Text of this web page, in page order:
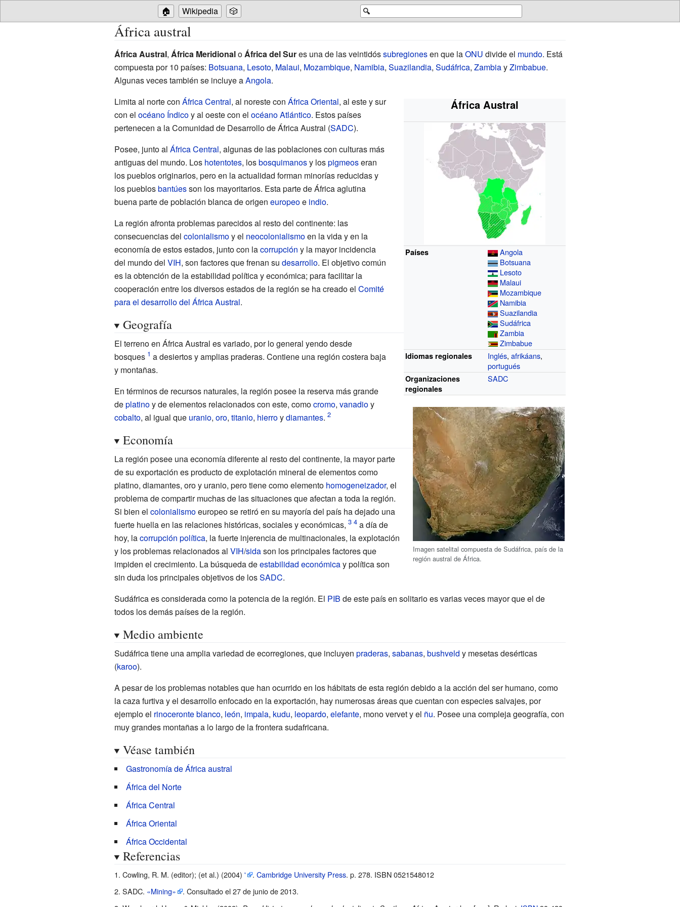
🔍
🏠 Wikipedia 🎲
África austral
África Austral, África Meridionalo África del Sures una de las veintidóssubregionesen que laONU divide el mundo. Está
compuesta por 10 países: Botsuana, Lesoto, Malaui, Mozambique, Namibia, Suazilandia, Sudáfrica, ZambiayZimbabue.
Algunas veces también se incluye aAngola.
África Austral
Países
Angola
Botsuana
Lesoto
Malaui
Mozambique
Namibia
Suazilandia
Sudáfrica
Zambia
Zimbabue
Idiomas regionales Inglés,afrikáans,
portugués
Organizaciones
regionales
SADC
Limita al norte con África Central, al noreste con África Oriental, al este y sur
con el océano Índicoy al oeste con el océano Atlántico. Estos países
pertenecen a la Comunidad de Desarrollo de África Austral (SADC).
Posee, junto al África Central, algunas de las poblaciones con culturas más
antiguas del mundo. Los hotentotes, losbosquimanosy lospigmeoseran
los pueblos originarios, pero en la actualidad forman minorías reducidas y
los pueblosbantúesson los mayoritarios. Esta parte de África aglutina
buena parte de población blanca de origen europeoe indio.
La región afronta problemas parecidos al resto del continente: las
consecuencias del colonialismoy el neocolonialismoen la vida y en la
economía de estos estados, junto con lacorrupción y la mayor incidencia
del mundo del VIH, son factores que frenan su desarrollo. El objetivo común
es la obtención de la estabilidad política y económica; para facilitar la
cooperación entre los diversos estados de la región se ha creado el Comité
para el desarrollo del África Austral.
Geografía
Imagen satelital compuesta de Sudáfrica, país de la
región austral de África.
El terreno en África Austral es variado, por lo general yendo desde
bosques
a desiertos y amplias praderas. Contiene una región costera baja
y montañas.
En términos de recursos naturales, la región posee la reserva más grande
deplatinoy de elementos relacionados con este, comocromo, vanadioy
cobalto, al igual que uranio, oro, titanio, hierroydiamantes.
Economía
La región posee una economía diferente al resto del continente, la mayor parte
de su exportación es producto de explotación mineral de elementos como
platino, diamantes, oro y uranio, pero tiene como elemento homogeneizador, el
problema de compartir muchas de las situaciones que afectan a toda la región.
Si bien el colonialismoeuropeo se retiró en su mayoría del país ha dejado una
fuerte huella en las relaciones históricas, sociales y económicas,
a día de
hoy, lacorrupción política, la fuerte injerencia de multinacionales, la explotación
y los problemas relacionados al VIH/sidason los principales factores que
impiden el crecimiento. La búsqueda deestabilidad económicay política son
sin duda los principales objetivos de losSADC.
Sudáfrica es considerada como la potencia de la región. El PIB de este país en solitario es varias veces mayor que el de
todos los demás países de la región.
Medio ambiente
Sudáfrica tiene una amplia variedad de ecorregiones, que incluyen praderas, sabanas, bushveld y mesetas desérticas
(karoo).
A pesar de los problemas notables que han ocurrido en los hábitats de esta región debido a la acción del ser humano, como
la caza furtiva y el desarrollo enfocado en la exportación, hay numerosas áreas que cuentan con especies salvajes, por
ejemplo el rinoceronte blanco, león, impala, kudu, leopardo, elefante, mono vervety el ñu. Posee una compleja geografía, con
muy grandes montañas a lo largo de la frontera sudafricana.
Véase también
Gastronomía de África austral
África del Norte
África Central
África Oriental
África Occidental
Referencias
Cowling, R. M. (editor); (et al.) (2004) ' . Cambridge University Press. p. 278. ISBN 0521548012
SADC. «Mining» . Consultado el 27 de junio de 2013.